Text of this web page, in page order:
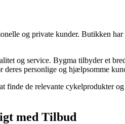
og private kunder. Butikken
og service. Bygma tilbyder et
personlige og hjælpsomme
de relevante cykelprodukter
med Tilbud